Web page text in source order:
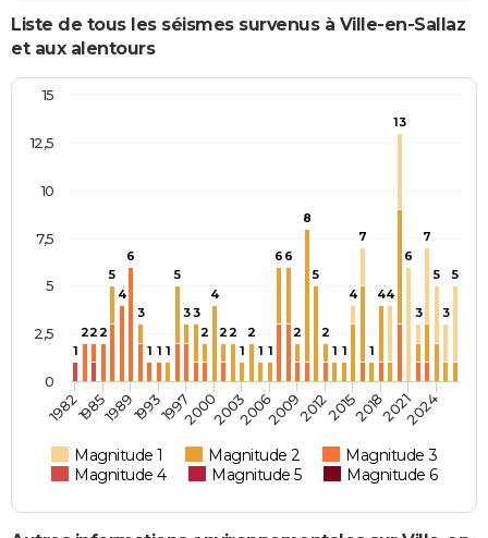
Liste de tous les séismes survenus à Ville-en-Sallaz
et aux alentours
1
222
5
4
6
3
1 1 1
5
33
2
4
2 2
1
2
1 1
6 6
2
8
5
2
1 1
4
7
1
44
13
6
3
7
5
3
5
Magnitude 1 Magnitude 2
Magnitude 3
Magnitude 4
Magnitude 5 Magnitude 6
19821985198919931997200020032006200920122015201820212024
0
2,5
5
7,5
10
12,5
15